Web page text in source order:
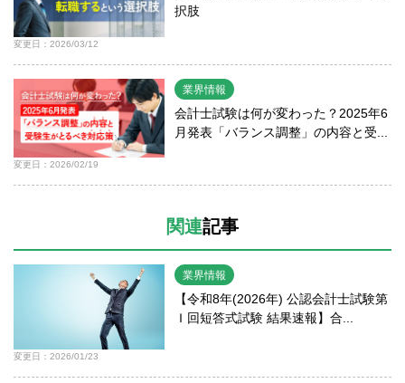
変更日：2026/03/12
択肢
変更日：2026/02/19
業界情報
会計士試験は何が変わった？2025年6
月発表「バランス調整」の内容と受...
関連記事
変更日：2026/01/23
業界情報
【令和8年(2026年) 公認会計士試験第
Ｉ回短答式試験 結果速報】合...